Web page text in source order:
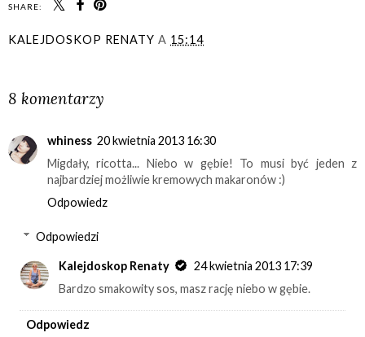
SHARE:
KALEJDOSKOP RENATY A 15:14
8 komentarzy
whiness 20 kwietnia 2013 16:30
Migdały, ricotta... Niebo w gębie! To musi być jeden z
najbardziej możliwie kremowych makaronów :)
Odpowiedz
Odpowiedzi
Kalejdoskop Renaty
24 kwietnia 2013 17:39
Bardzo smakowity sos, masz rację niebo w gębie.
Odpowiedz